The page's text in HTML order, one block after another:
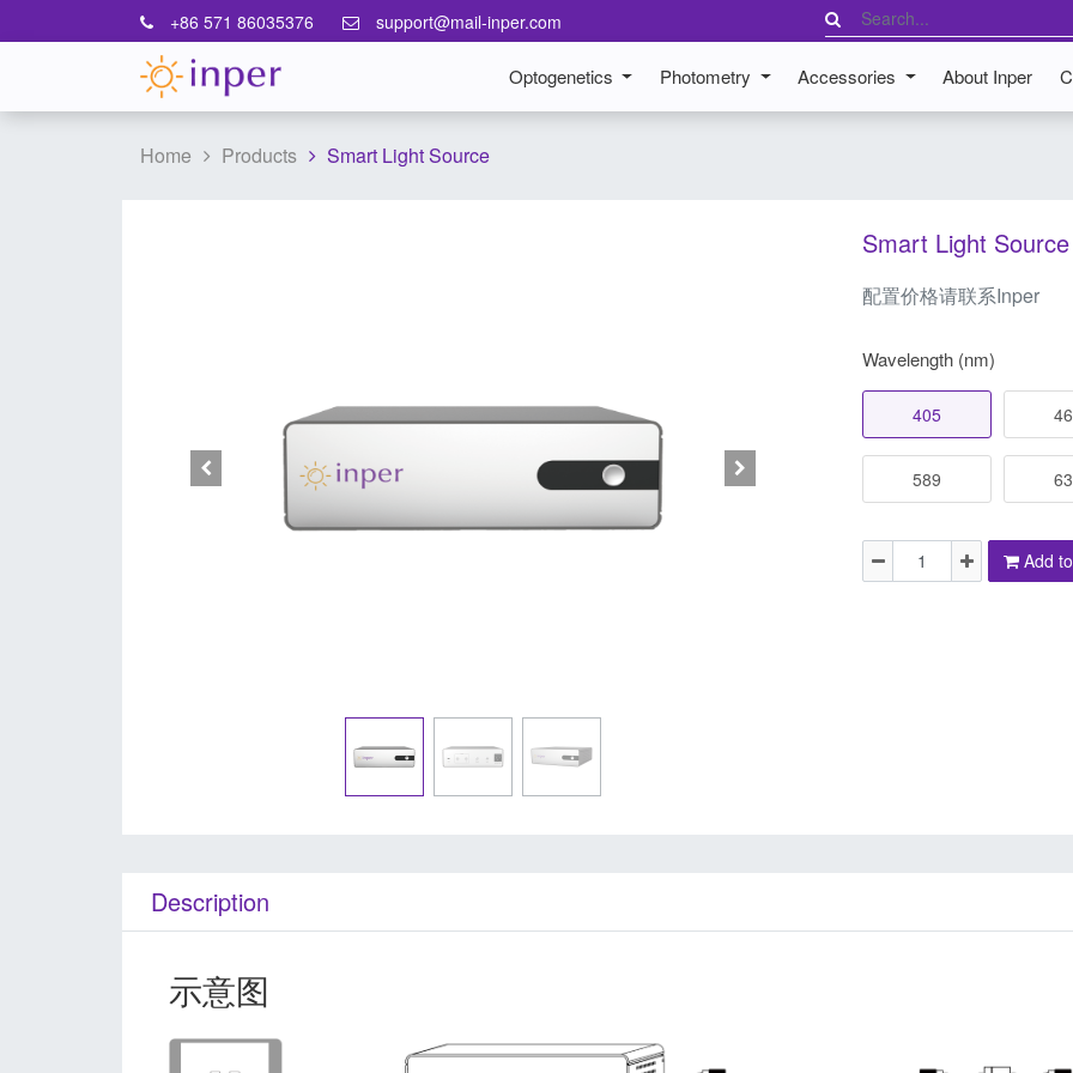
+86 571 86035376 support@mail-inper.com
Optogenetics Photometry Accessories About Inper
Home Products Smart Light Source
Smart Light Source
配置价格请联系Inper
Wavelength (nm)
405
589
Add
Description
示意图